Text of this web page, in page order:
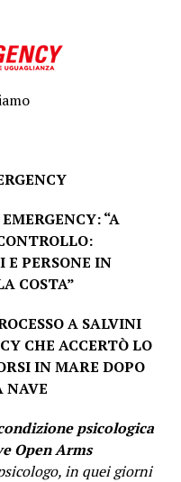
“A
PERSONE IN
COSTA”
A SALVINI
CHE ACCERTÒ LO
IN MARE DOPO
NAVE
psicologica
Open Arms
in quei giorni